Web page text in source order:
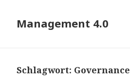
Management 4.0
Schlagwort: Governance